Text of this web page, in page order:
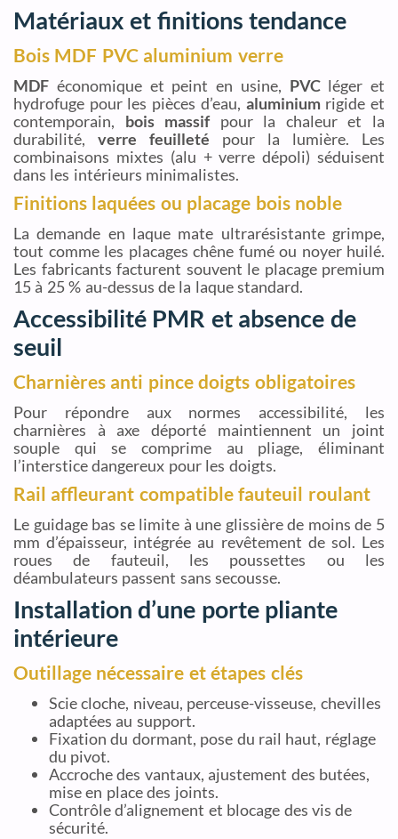
Matériaux et finitions tendance
Bois MDF PVC aluminium verre
MDF économique et peint en usine, PVCléger et
hydrofuge pour les pièces d’eau, aluminiumrigide et
contemporain, bois massifpour la chaleur et la
durabilité, verre feuilleté pour la lumière. Les
combinaisons mixtes (alu + verre dépoli) séduisent
dans les intérieurs minimalistes.
Finitions laquées ou placage bois noble
La demande en laque mate ultrarésistante grimpe,
tout comme les placages chêne fumé ou noyer huilé.
Les fabricants facturent souvent le placage premium
15 à 25 % au-dessus de la laque standard.
Accessibilité PMR et absence de
seuil
Charnières anti pince doigts obligatoires
Pour répondre aux normes accessibilité, les
charnières à axe déporté maintiennent un joint
souple qui se comprime au pliage, éliminant
l’interstice dangereux pour les doigts.
Rail affleurant compatible fauteuil roulant
Le guidage bas se limite à une glissière de moins de 5
mm d’épaisseur, intégrée au revêtement de sol. Les
roues de fauteuil, les poussettes ou les
déambulateurs passent sans secousse.
Installation d’une porte pliante
intérieure
Outillage nécessaire et étapes clés
Scie cloche, niveau, perceuse-visseuse, chevilles
adaptées au support.
Fixation du dormant, pose du rail haut, réglage
du pivot.
Accroche des vantaux, ajustement des butées,
mise en place des joints.
Contrôle d’alignement et blocage des vis de
sécurité.